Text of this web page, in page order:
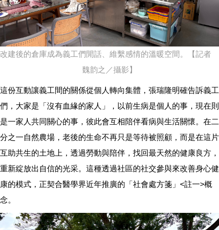
改建後的倉庫成為義工們閒話、維繫感情的溫暖空間。【記者
魏韵之／攝影】
這份互動讓義工間的關係從個人轉向集體，張瑞隆明確告訴義工
們，大家是「沒有血緣的家人」，以前生病是個人的事，現在則
是一家人共同關心的事，彼此會互相陪伴看病與生活關懷。在二
分之一自然農場，老後的生命不再只是等待被照顧，而是在這片
互助共生的土地上，透過勞動與陪伴，找回最天然的健康良方，
重新綻放出自信的光采。這種透過社區的社交參與來改善身心健
康的模式，正契合醫學界近年推廣的「社會處方箋」<註一>概
念。